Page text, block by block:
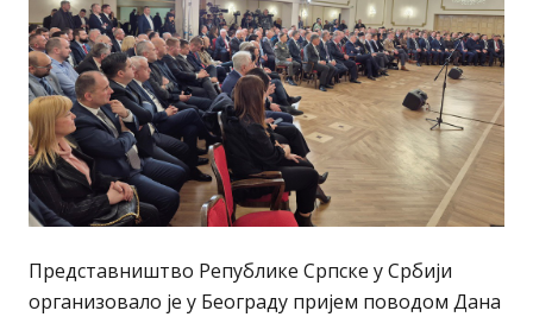
Представништво Републике Српске у Србији
организовало је у Београду пријем поводом Дана